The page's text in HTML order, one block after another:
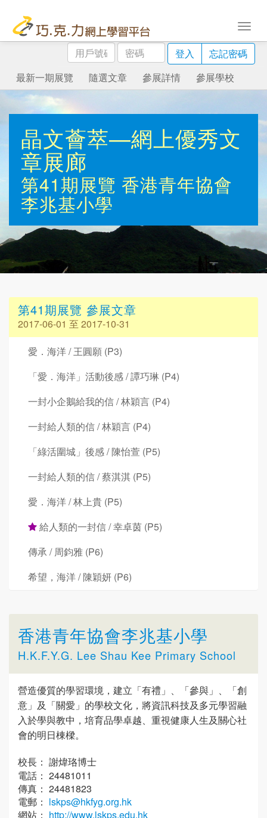
用
戶
號
碼
密
碼
登入
忘記密碼
最新一期展覽
隨選文章 參展詳情 參展學校
晶文薈萃—網上優秀文
章展廊
第41期展覽 香港青年協會
李兆基小學
第41期展覽 參展文章
2017-06-01 至 2017-10-31
愛．海洋 / 王圓願 (P3)
「愛．海洋」活動後感 / 譚巧琳 (P4)
一封小企鵝給我的信 / 林穎言 (P4)
一封給人類的信 / 林穎言 (P4)
「綠活圍城」後感 / 陳怡萱 (P5)
一封給人類的信 / 蔡淇淇 (P5)
愛．海洋 / 林上貴 (P5)
給人類的一封信 / 幸卓茵 (P5)
傳承 / 周鈞雅 (P6)
希望，海洋 / 陳穎妍 (P6)
香港青年協會李兆基小學
H.K.F.Y.G. Lee Shau Kee Primary School
營造優質的學習環境，建立「有禮」、「參與」、「創
意」及「關愛」的學校文化，將資訊科技及多元學習融
入於學與教中，培育品學卓越、重視健康人生及關心社
會的明日棟樑。
校長： 謝煒珞博士
電話： 24481011
傳真： 24481823
電郵： lskps@hkfyg.org.hk
網站： http://www.lskps.edu.hk